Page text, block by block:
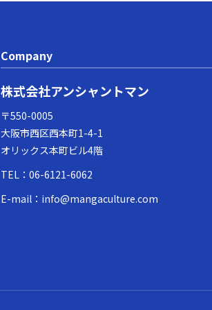
Company
株式会社アンシャントマン
〒550-0005
大阪市西区西本町1-4-1
オリックス本町ビル4階
TEL： 06-6121-6062
E-mail： info@mangaculture.com